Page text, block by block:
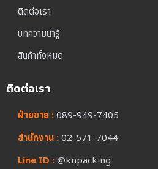
ติดต่อเรา
บทความน่ารู้
สินค้าทั้งหมด
ติดต่อเรา
ฝ่ายขาย :089-949-7405
สำนักงาน :02-571-7044
Line ID :@knpacking